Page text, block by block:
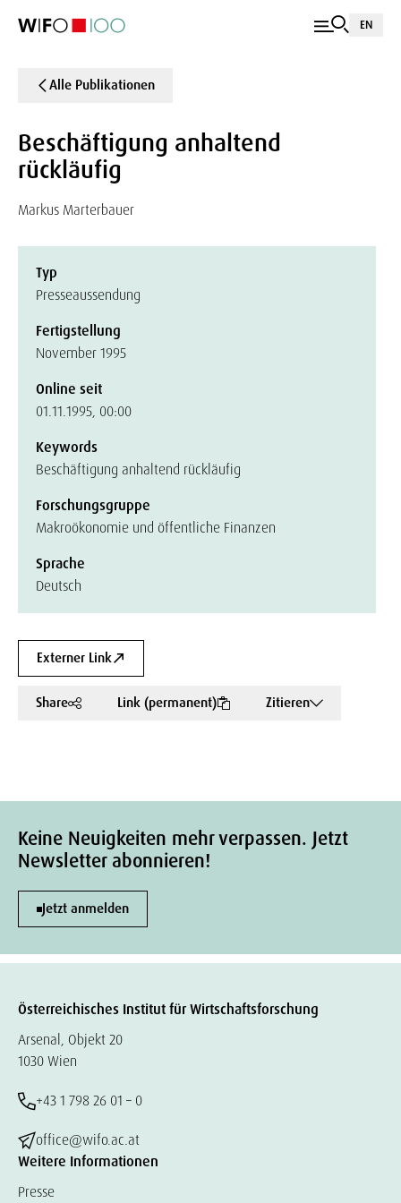
EN
Alle Publikationen
Beschäftigung anhaltend
rückläufig
Markus Marterbauer
Typ
Presseaussendung
Fertigstellung
November 1995
Online seit
01.11.1995, 00:00
Keywords
Beschäftigung anhaltend rückläufig
Forschungsgruppe
Makroökonomie und öffentliche Finanzen
Sprache
Deutsch
Externer Link
Share Link (permanent) Zitieren
Keine Neuigkeiten mehr verpassen. Jetzt
Newsletter abonnieren!
Jetzt anmelden
Österreichisches Institut für Wirtschaftsforschung
Arsenal, Objekt 20
1030 Wien
+43 1 798 26 01 – 0
office@wifo.ac.at
Weitere Informationen
Presse